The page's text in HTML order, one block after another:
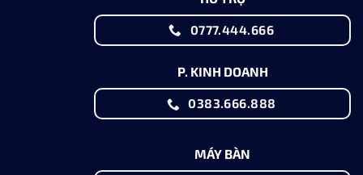
0777.444.666
P. KINH DOANH
0383.666.888
MÁY BÀN